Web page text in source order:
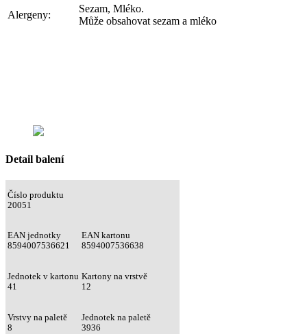
Alergeny:
Sezam, Mléko.
Může obsahovat sezam a mléko
Detail balení
Číslo produktu
20051
EAN jednotky
8594007536621
EAN kartonu
8594007536638
Jednotek v kartonu
41
Kartony na vrstvě
12
Vrstvy na paletě
8
Jednotek na paletě
3936